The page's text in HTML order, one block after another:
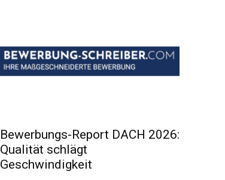
Bewerbungs-Report DACH 2026:
Qualität schlägt
Geschwindigkeit